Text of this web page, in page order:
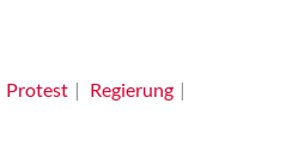
Protest
Regierung